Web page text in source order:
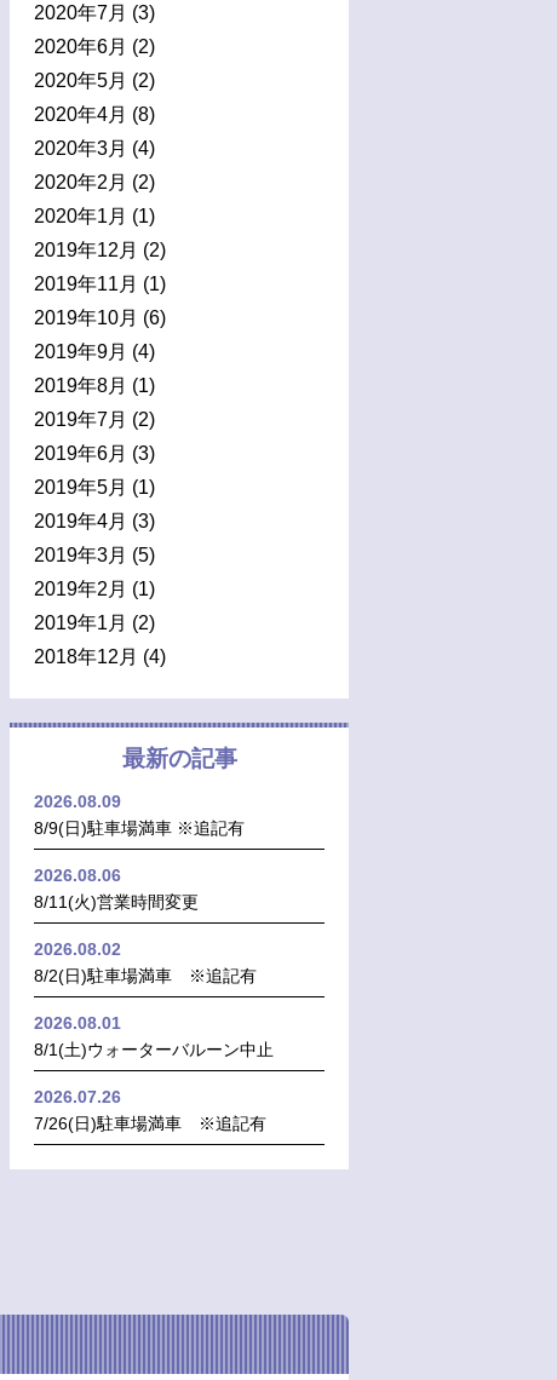
2020年7月 (3)
2020年6月 (2)
2020年5月 (2)
2020年4月 (8)
2020年3月 (4)
2020年2月 (2)
2020年1月 (1)
2019年12月 (2)
2019年11月 (1)
2019年10月 (6)
2019年9月 (4)
2019年8月 (1)
2019年7月 (2)
2019年6月 (3)
2019年5月 (1)
2019年4月 (3)
2019年3月 (5)
2019年2月 (1)
2019年1月 (2)
2018年12月 (4)
最新の記事
2026.08.09
8/9(日)駐車場満車 ※追記有
2026.08.06
8/11(火)営業時間変更
2026.08.02
8/2(日)駐車場満車 ※追記有
2026.08.01
8/1(土)ウォーターバルーン中止
2026.07.26
7/26(日)駐車場満車 ※追記有